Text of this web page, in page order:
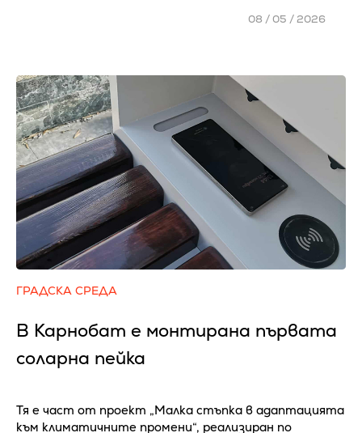
08 / 05 / 2026
ГРАДСКА СРЕДА
В Карнобат е монтирана първата
соларна пейка
Тя е част от проект „Малка стъпка в адаптацията
към климатичните промени“, реализиран по